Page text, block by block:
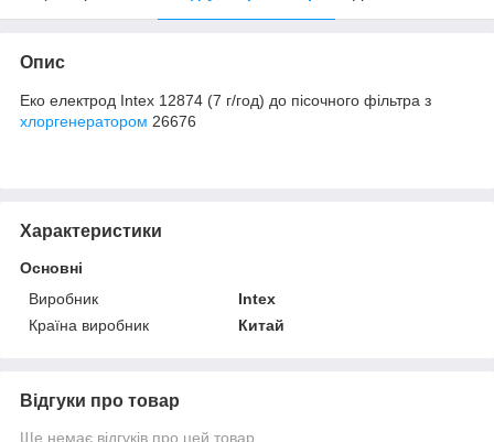
Опис
Еко електрод Intex 12874 (7 г/год) до пісочного фільтра з
хлоргенератором 26676
Характеристики
Основні
Виробник
Intex
Країна виробник
Китай
Відгуки про товар
Ще немає відгуків про цей товар